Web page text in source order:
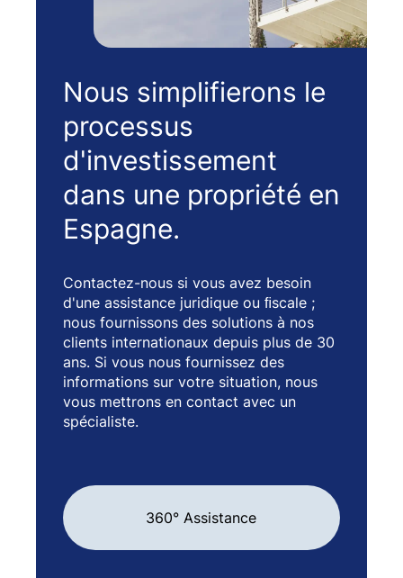
Nous simplifierons le
processus
d'investissement
dans une propriété en
Espagne.
Contactez-nous si vous avez besoin
d'une assistance juridique ou ﬁscale ;
nous fournissons des solutions à nos
clients internationaux depuis plus de 30
ans. Si vous nous fournissez des
informations sur votre situation, nous
vous mettrons en contact avec un
spécialiste.
360° Assistance